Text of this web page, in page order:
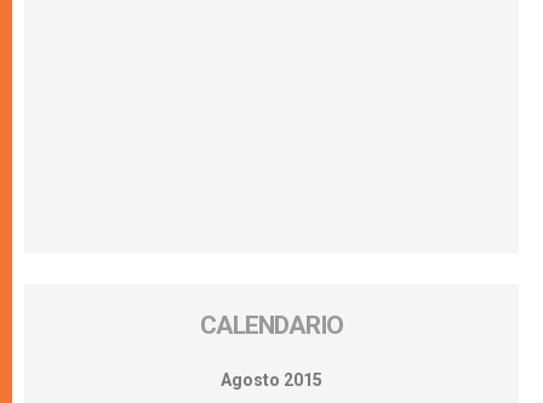
CALENDARIO
Agosto 2015